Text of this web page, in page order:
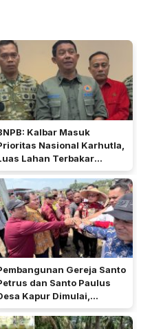
Kalbar Masuk
Nasional Karhutla,
Lahan Terbakar
Keempat
Gereja Santo
dan Santo Paulus
Kapur Dimulai,
Kubu Raya Siapkan
Jalan